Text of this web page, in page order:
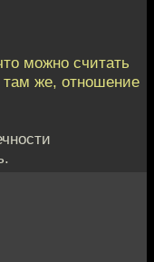
можно считать
же, отношение